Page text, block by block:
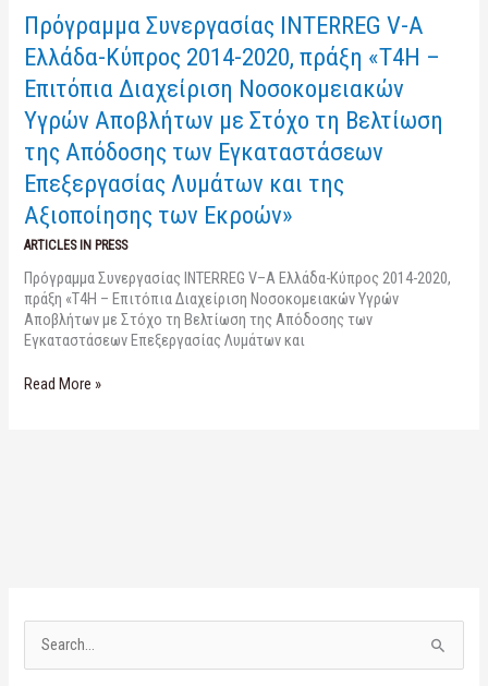
Πρόγραμμα Συνεργασίας INTERREG V-A
Ελλάδα-Κύπρος 2014-2020, πράξη «T4H –
Επιτόπια Διαχείριση Νοσοκομειακών
Υγρών Αποβλήτων με Στόχο τη Βελτίωση
της Απόδοσης των Εγκαταστάσεων
Επεξεργασίας Λυμάτων και της
Αξιοποίησης των Εκροών»
ARTICLES IN PRESS
Πρόγραμμα Συνεργασίας INTERREG V–A Ελλάδα-Κύπρος 2014-2020,
πράξη «T4H – Επιτόπια Διαχείριση Νοσοκομειακών Υγρών
Αποβλήτων με Στόχο τη Βελτίωση της Απόδοσης των
Εγκαταστάσεων Επεξεργασίας Λυμάτων και
Νοσοκομειακών
Υγρών
Αποβλήτων
Στόχο
τη
Βελτίωση
της
Απόδοσης
των
Εγκαταστάσεων
Επεξεργασίας
και
της
Αξιοποίησης
των
Read More »